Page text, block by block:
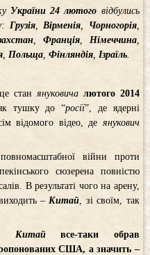
України 24 лютого відбулись
Грузія Вірменія Чорногорія,
, Франція, Німеччина,
Польща ,Фінляндія Ізраїль
стан януковича лютого 2014
як тушку до “росії”, де ядерні
відомого відео, де янукович
війни проти
сюзерена повністю
В результаті чого на арену,
– Китай , зі своїм, так
Китайвсе-таки обрав
США, а значить –